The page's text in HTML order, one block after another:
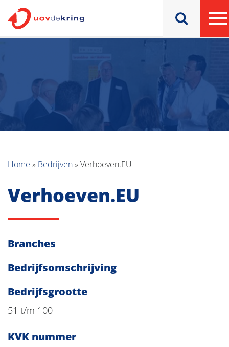
Home » Bedrijven» Verhoeven.EU
Verhoeven.EU
Branches
Bedrijfsomschrijving
Bedrijfsgrootte
51 t/m 100
KVK nummer